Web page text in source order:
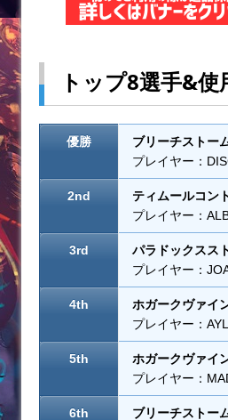
トップ8選手&使
優勝
ブリーチストー
プレイヤー：
2nd
ティムールコン
プレイヤー：
3rd
パラドックスス
プレイヤー：
4th
ホガークヴァイ
プレイヤー：
5th
ホガークヴァイ
プレイヤー：
6th
ブリーチストー